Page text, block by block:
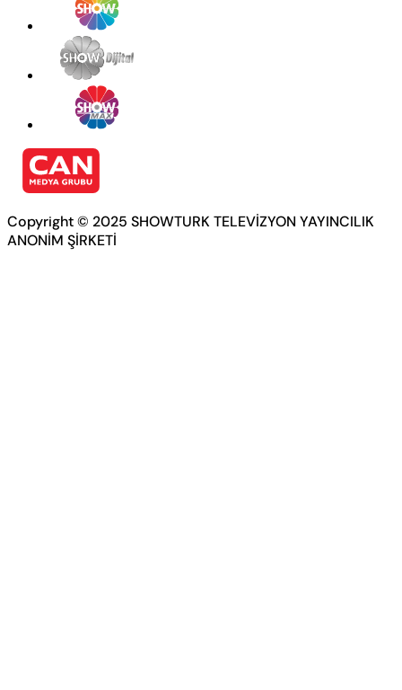
Copyright © 2025 SHOWTURK TELEVİZYON YAYINCILIK
ANONİM ŞİRKETİ